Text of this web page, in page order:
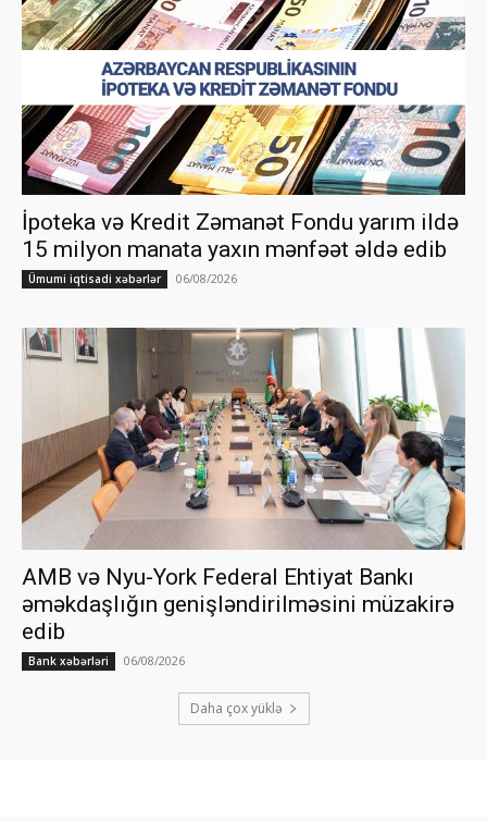
İpoteka və Kredit Zəmanət Fondu yarım ildə
15 milyon manata yaxın mənfəət əldə edib
Ümumi iqtisadi xəbərlər 06/08/2026
AMB və Nyu-York Federal Ehtiyat Bankı
əməkdaşlığın genişləndirilməsini müzakirə
edib
Bank xəbərləri 06/08/2026
Daha çox yüklə